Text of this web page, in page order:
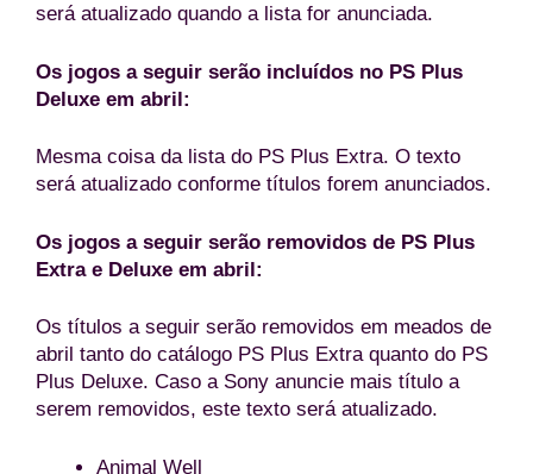
será atualizado quando a lista for anunciada.
Os jogos a seguir serão incluídos no PS Plus
Deluxe em abril:
Mesma coisa da lista do PS Plus Extra. O texto
será atualizado conforme títulos forem anunciados.
Os jogos a seguir serão removidos de PS Plus
Extra e Deluxe em abril:
Os títulos a seguir serão removidos em meados de
abril tanto do catálogo PS Plus Extra quanto do PS
Plus Deluxe. Caso a Sony anuncie mais título a
serem removidos, este texto será atualizado.
Animal Well